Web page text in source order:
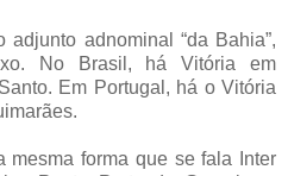
adnominal “da Bahia”,
No Brasil, há Vitória em
Em Portugal, há o Vitória
mesma forma que se fala Inter